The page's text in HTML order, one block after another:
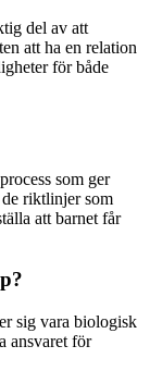
del av att
att ha en relation
för både
som ger
riktlinjer som
att barnet får
sig vara biologisk
ansvaret för